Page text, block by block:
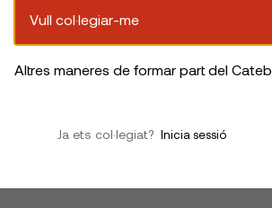
Vull col·legiar-me
Altres maneres de formar part del Cateb
Ja ets col·legiat? Inicia sessió